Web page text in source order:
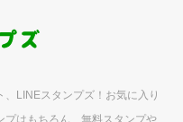
LINEスタンプズ！お気に入り
はもちろん、無料スタンプや